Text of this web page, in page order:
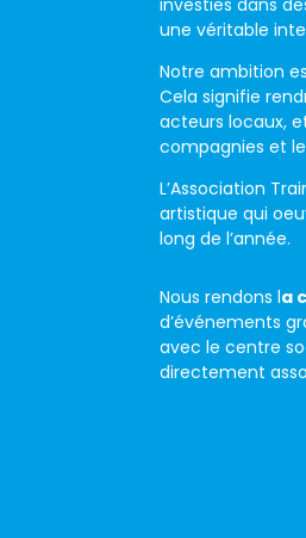
investies dans
une véritable
Notre ambition
Cela signifie
acteurs locaux,
compagnies et
L’Association
artistique qui
long de l’année.
Nous rendons la
d’événements
avec le centre
directement